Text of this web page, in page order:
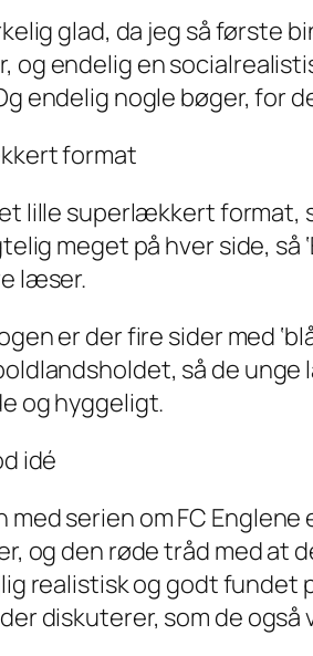
glad, da jeg så første
endelig en
endelig nogle bøger, for
format
lille superlækkert format,
meget på hver side, så
læser.
er der fire sider med
så de
og hyggeligt.
idé
med serien om FC
og den røde tråd med at
realistisk og godt fundet
diskuterer, som de